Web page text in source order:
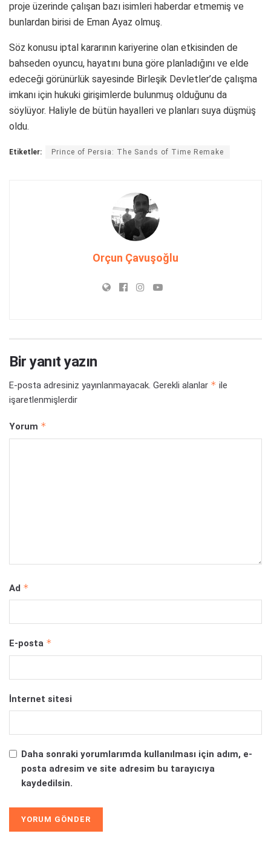
proje üzerinde çalışan bazı isimleri haberdar etmemiş ve
bunlardan birisi de Eman Ayaz olmuş.
Söz konusu iptal kararının kariyerine olan etkisinden de
bahseden oyuncu, hayatını buna göre planladığını ve elde
edeceği görünürlük sayesinde Birleşik Devletler’de çalışma
imkanı için hukuki girişimlerde bulunmuş olduğunu da
söylüyor. Haliyle de bütün hayalleri ve planları suya düşmüş
oldu.
Etiketler: Prince of Persia: The Sands of Time Remake
Orçun Çavuşoğlu
Bir yanıt yazın
E-posta adresiniz yayınlanmayacak. Gerekli alanlar * ile
işaretlenmişlerdir
Yorum *
Ad *
E-posta *
İnternet sitesi
Daha sonraki yorumlarımda kullanılması için adım, e-
posta adresim ve site adresim bu tarayıcıya
kaydedilsin.